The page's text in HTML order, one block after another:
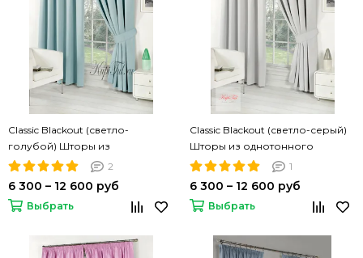
Classic Blackout (светло-
голубой) Шторы из
однотонного матового
2
6 300 – 12 600 руб
Выбрать
Classic Blackout (светло-серый)
Шторы из однотонного
матового блэкаута 1
6 300 – 12 600 руб
Выбрать